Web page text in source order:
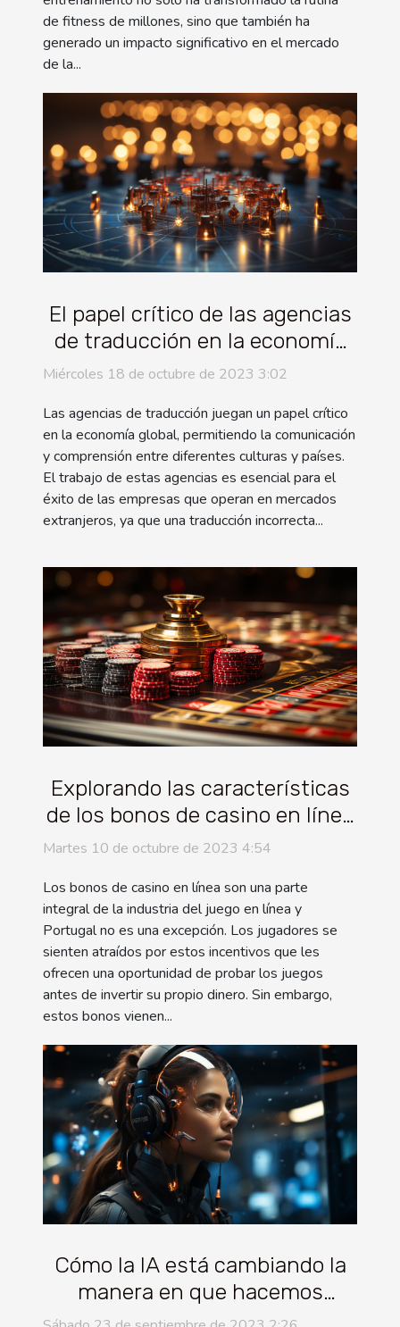
de fitness de millones, sino que también ha
generado un impacto significativo en el mercado
de la...
El papel crítico de las agencias
de traducción en la economía
global
Miércoles 18 de octubre de 2023 3:02
Las agencias de traducción juegan un papel crítico
en la economía global, permitiendo la comunicación
y comprensión entre diferentes culturas y países.
El trabajo de estas agencias es esencial para el
éxito de las empresas que operan en mercados
extranjeros, ya que una traducción incorrecta...
Explorando las características
de los bonos de casino en línea
en Portugal
Martes 10 de octubre de 2023 4:54
Los bonos de casino en línea son una parte
integral de la industria del juego en línea y
Portugal no es una excepción. Los jugadores se
sienten atraídos por estos incentivos que les
ofrecen una oportunidad de probar los juegos
antes de invertir su propio dinero. Sin embargo,
estos bonos vienen...
Cómo la IA está cambiando la
manera en que hacemos
negocios: El caso de ChatGPT